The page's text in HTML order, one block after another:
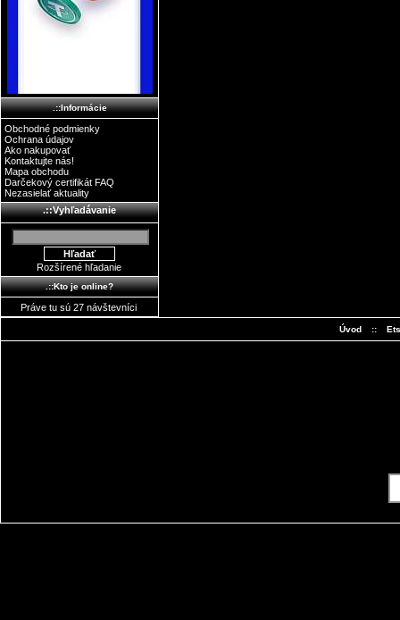
.::Informácie
Obchodné podmienky
Ochrana údajov
Ako nakupovať
Kontaktujte nás!
Mapa obchodu
Darčekový certifikát FAQ
Nezasielať aktuality
.::Vyhľadávanie
Rozšírené hľadanie
.::Kto je online?
Práve tu sú 27 návštevníci
Úvod ::